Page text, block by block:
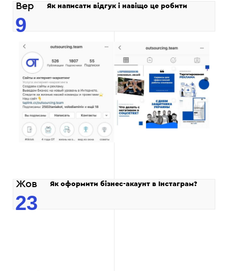
Вер
9
Як написати відгук і навіщо це робити
Жов
23
Як оформити бізнес-акаунт в Інстаграм?